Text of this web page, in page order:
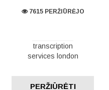
7615 PERŽIŪRĖJO
transcription
services london
PERŽIŪRĖTI